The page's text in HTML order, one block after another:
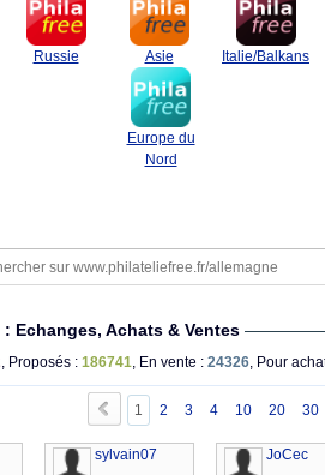
Russie Asie Italie/Balkans
Europe du
Nord
Echanges, Achats & Ventes
, Proposés : 186741, En vente : 24326, Pour
1 2 3 4 10 20 30
sylvain07 JoCec